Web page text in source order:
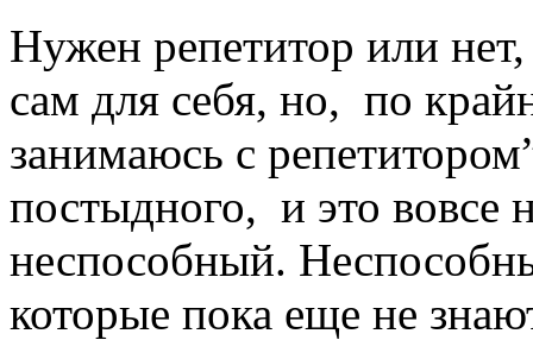
Нужен репетитор или
сам для себя, но, по
занимаюсь с
постыдного, и это вовсе
неспособный.
которые пока еще не